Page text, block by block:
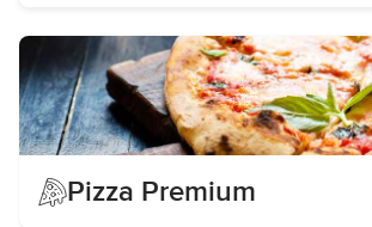
Pizza Premium